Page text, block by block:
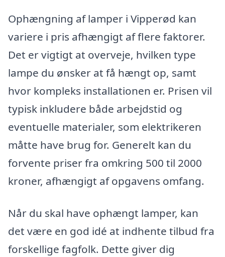
Ophængning af lamper i Vipperød kan
variere i pris afhængigt af flere faktorer.
Det er vigtigt at overveje, hvilken type
lampe du ønsker at få hængt op, samt
hvor kompleks installationen er. Prisen vil
typisk inkludere både arbejdstid og
eventuelle materialer, som elektrikeren
måtte have brug for. Generelt kan du
forvente priser fra omkring 500 til 2000
kroner, afhængigt af opgavens omfang.
Når du skal have ophængt lamper, kan
det være en god idé at indhente tilbud fra
forskellige fagfolk. Dette giver dig